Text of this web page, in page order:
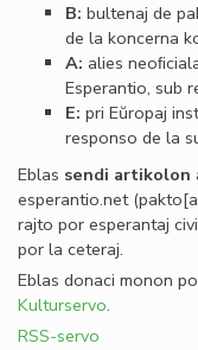
B: bultenaj de
de la koncerna
A: alies
Esperantio, sub
E: pri Eŭropaj
responso de la
Eblas sendi artikolon
esperantio.net
rajto por esperantaj
por la ceteraj.
Eblas donaci monon
Kulturservo.
RSS-servo